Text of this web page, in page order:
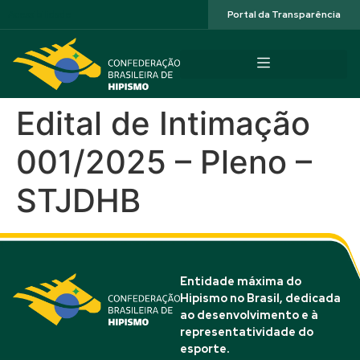
Portal da Transparência
Edital de Intimação
001/2025 – Pleno –
STJDHB
Entidade máxima do
Hipismo no Brasil, dedicada
ao desenvolvimento e à
representatividade do
esporte.